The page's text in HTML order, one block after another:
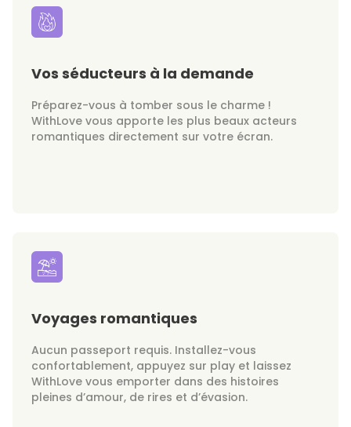
Vos séducteurs à la demande
Préparez-vous à tomber sous le charme !
WithLove vous apporte les plus beaux acteurs
romantiques directement sur votre écran.
Voyages romantiques
Aucun passeport requis. Installez-vous
confortablement, appuyez sur play et laissez
WithLove vous emporter dans des histoires
pleines d’amour, de rires et d’évasion.